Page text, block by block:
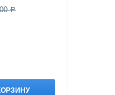
Р